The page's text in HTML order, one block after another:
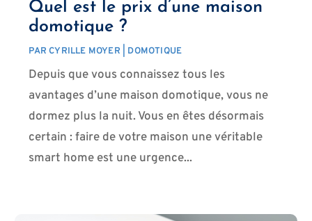
Quel est le prix d’une maison
domotique ?
PARCYRILLE MOYER DOMOTIQUE
Depuis que vous connaissez tous les
avantages d’une maison domotique, vous ne
dormez plus la nuit. Vous en êtes désormais
certain : faire de votre maison une véritable
smart home est une urgence...